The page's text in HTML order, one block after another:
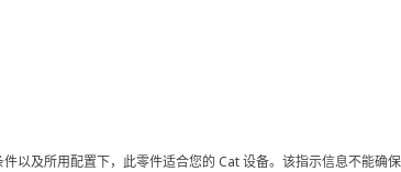
及所用配置下，此零件适合您的 Cat 设备。该指示信息不能确保